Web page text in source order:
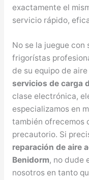
exactamente el
servicio rápido,
No se la juegue con
frigorístas
de su equipo de
servicios de carga
clase electrónica,
especializamos en
también ofrecemos
precautorio. Si
reparación de aire
Benidorm, no dude
nosotros en tanto